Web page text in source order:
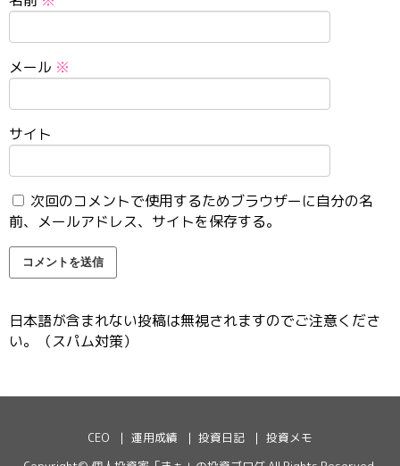
メール ※
サイト
次回のコメントで使用するためブラウザーに自分の名
前、メールアドレス、サイトを保存する。
日本語が含まれない投稿は無視されますのでご注意くださ
い。（スパム対策）
CEO 運用成績 投資日記
投資メモ